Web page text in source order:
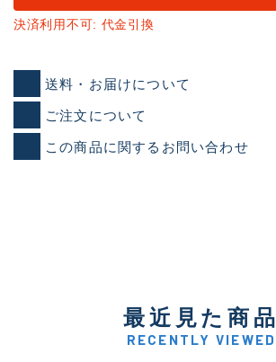
決済利用不可: 代金引換
送料・お届けについて
ご注文について
この商品に関するお問い合わせ
最近見た商品
RECENTLY VIEWED